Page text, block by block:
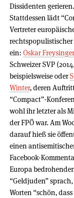
Dissidenten gerieren.
Stattdessen lädt
Vertreter
rechtspopulistischer
ein: Oskar Freysinger
Schweizer SVP
beispielsweise oder
Winter, deren
“Compact”-
wohl ihr letzter als
der FPÖ war. Am
darauf hieß sie
einen
Facebook-
Europa
“Geldjuden”
Worten “schön,